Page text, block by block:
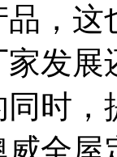
品，这
家发
同时，
威全